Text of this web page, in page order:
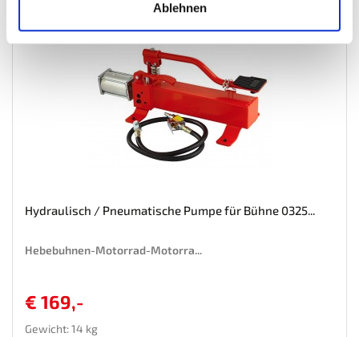
Ablehnen
Hydraulisch / Pneumatische Pumpe für Bühne 0325...
Hebebuhnen-Motorrad-Motorra...
€ 169,-
Gewicht: 14 kg